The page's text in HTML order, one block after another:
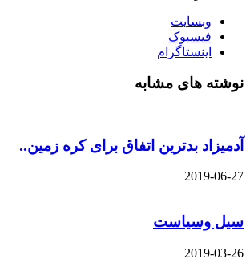
وبسایت
فیسبوک
اینستاگرام
نوشته های مشابه
آدمیزاد بدترین اتفاق برای کره زمین..
2019-06-27
سیل وسیاست
2019-03-26